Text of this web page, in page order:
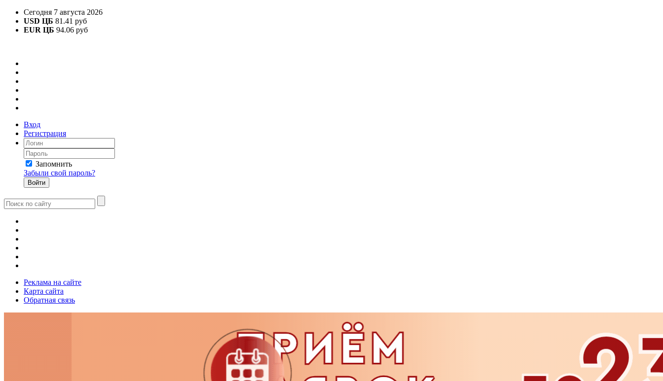
Сегодня 7 августа 2026
USD ЦБ 81.41 руб
EUR ЦБ 94.06 руб
Вход
Регистрация
Запомнить
Забыли свой пароль?
Реклама на сайте
Карта сайта
Обратная связь